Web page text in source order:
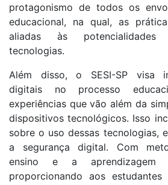
protagonismo de todos os
educacional, na qual, as
aliadas às potencialidades
tecnologias.
Além disso, o SESI-SP visa
digitais no processo
experiências que vão além da
dispositivos tecnológicos. Isso
sobre o uso dessas tecnologias,
a segurança digital. Com
ensino e a aprendizagem
proporcionando aos